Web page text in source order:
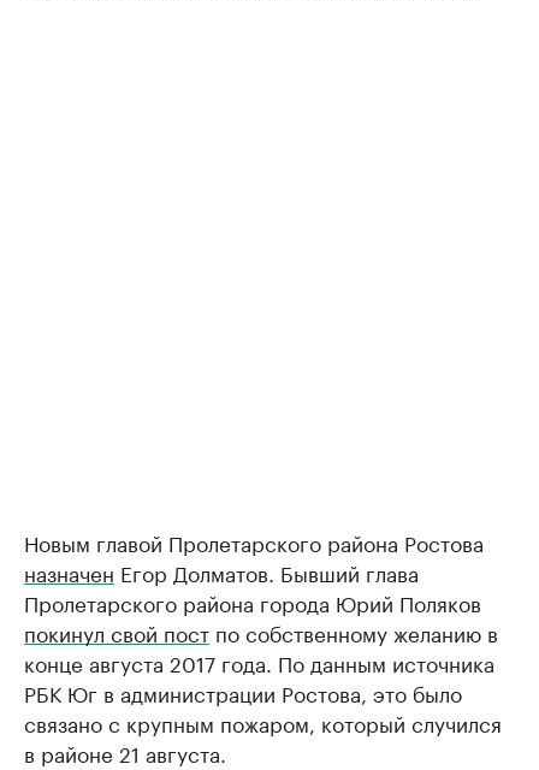
Новым главой Пролетарского района Ростова
назначен Егор Долматов. Бывший глава
Пролетарского района города Юрий Поляков
покинул свой пост по собственному желанию в
конце августа 2017 года. По данным источника
РБК Юг в администрации Ростова, это было
связано с крупным пожаром, который случился
в районе 21 августа.